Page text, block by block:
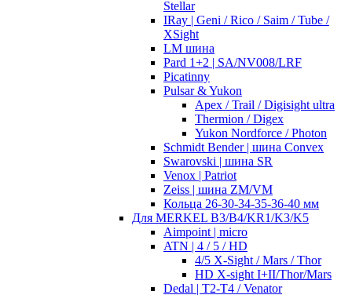
Stellar
IRay | Geni / Rico / Saim / Tube /
XSight
LM шина
Pard 1+2 | SA/NV008/LRF
Picatinny
Pulsar & Yukon
Apex / Trail / Digisight ultra
Thermion / Digex
Yukon Nordforce / Photon
Schmidt Bender | шина Convex
Swarovski | шина SR
Venox | Patriot
Zeiss | шина ZM/VM
Кольца 26-30-34-35-36-40 мм
Для MERKEL B3/B4/KR1/K3/K5
Aimpoint | micro
ATN | 4 / 5 / HD
4/5 X-Sight / Mars / Thor
HD X-sight I+II/Thor/Mars
Dedal | T2-T4 / Venator